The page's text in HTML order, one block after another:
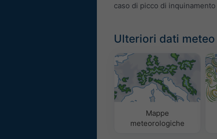
caso di picco di
Ulteriori dati meteo
Mappe
meteorologiche